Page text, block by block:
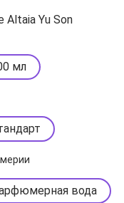
Altaia Yu Son
мл
вода